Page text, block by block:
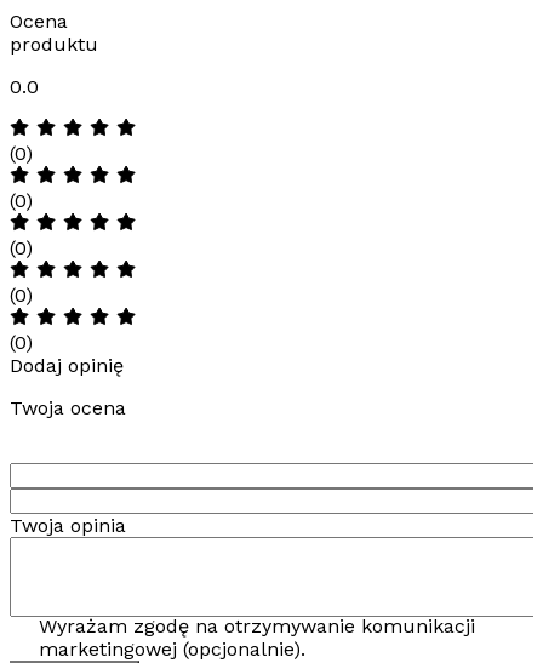
Ocena
produktu
0.0
(0)
(0)
(0)
(0)
(0)
Dodaj opinię
Twoja ocena
Twoja opinia
Wyrażam zgodę na otrzymywanie komunikacji
marketingowej (opcjonalnie).